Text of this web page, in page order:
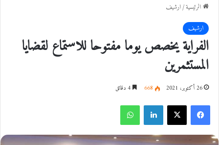
الرئيسية/ارشيف
ارشيف
الفراية يخصص يوما مفتوحا للاستماع لقضايا
المستثمرين
26 أكتوبر، 2021 668
فيسبوك